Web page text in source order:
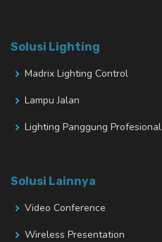
Solusi Lighting
Madrix Lighting Control
Lampu Jalan
Lighting Panggung Profesional
Solusi Lainnya
Video Conference
Wireless Presentation